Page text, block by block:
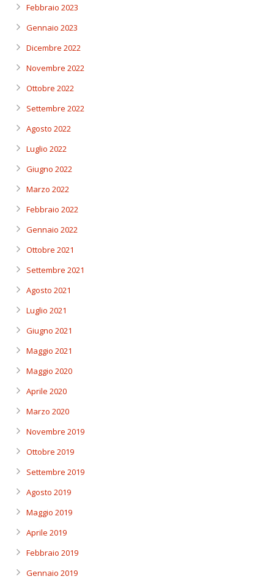
Febbraio 2023
Gennaio 2023
Dicembre 2022
Novembre 2022
Ottobre 2022
Settembre 2022
Agosto 2022
Luglio 2022
Giugno 2022
Marzo 2022
Febbraio 2022
Gennaio 2022
Ottobre 2021
Settembre 2021
Agosto 2021
Luglio 2021
Giugno 2021
Maggio 2021
Maggio 2020
Aprile 2020
Marzo 2020
Novembre 2019
Ottobre 2019
Settembre 2019
Agosto 2019
Maggio 2019
Aprile 2019
Febbraio 2019
Gennaio 2019